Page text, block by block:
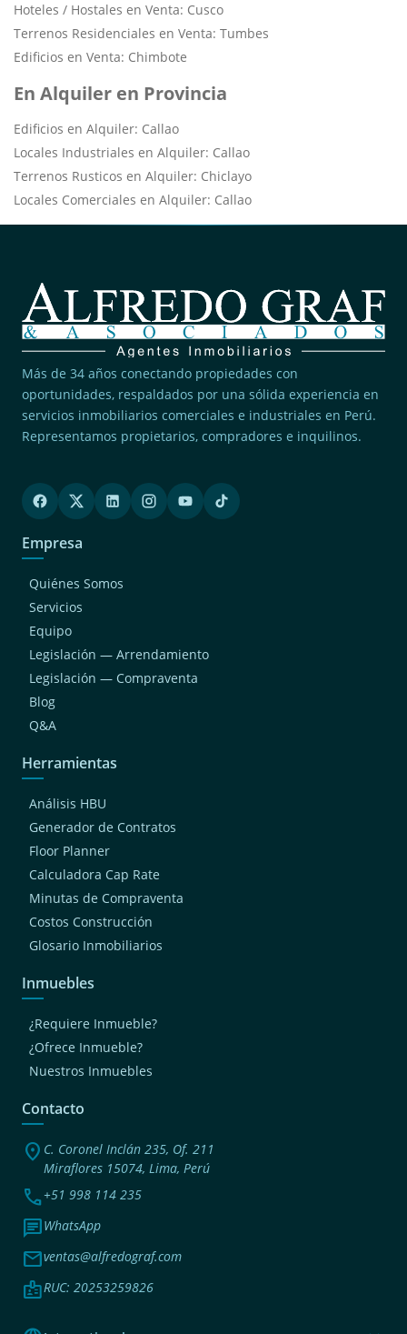
Hoteles / Hostales en Venta: Cusco
Terrenos Residenciales en Venta: Tumbes
Edificios en Venta: Chimbote
En Alquiler en Provincia
Edificios en Alquiler: Callao
Locales Industriales en Alquiler: Callao
Terrenos Rusticos en Alquiler: Chiclayo
Locales Comerciales en Alquiler: Callao
Más de 34 años conectando propiedades con
oportunidades, respaldados por una sólida experiencia en
servicios inmobiliarios comerciales e industriales en Perú.
Representamos propietarios, compradores e inquilinos.
Empresa
Quiénes Somos
Servicios
Equipo
Legislación — Arrendamiento
Legislación — Compraventa
Blog
Q&A
Herramientas
Análisis HBU
Generador de Contratos
Floor Planner
Calculadora Cap Rate
Minutas de Compraventa
Costos Construcción
Glosario Inmobiliarios
Inmuebles
¿Requiere Inmueble?
¿Ofrece Inmueble?
Nuestros Inmuebles
Contacto
location_on C. Coronel Inclán 235, Of. 211
Miraflores 15074, Lima, Perú
phone+51 998 114 235
chatWhatsApp
mailventas@alfredograf.com
badgeRUC: 20253259826